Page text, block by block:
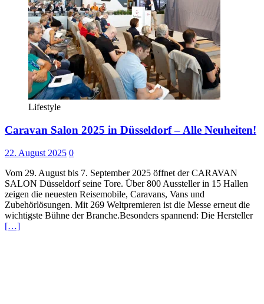
Lifestyle
Caravan Salon 2025 in Düsseldorf – Alle Neuheiten!
22. August 2025 0
Vom 29. August bis 7. September 2025 öffnet der CARAVAN
SALON Düsseldorf seine Tore. Über 800 Aussteller in 15 Hallen
zeigen die neuesten Reisemobile, Caravans, Vans und
Zubehörlösungen. Mit 269 Weltpremieren ist die Messe erneut die
wichtigste Bühne der Branche.Besonders spannend: Die Hersteller
[…]